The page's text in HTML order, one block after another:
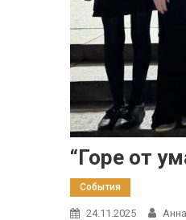
“Горе от
События
24.11.2025